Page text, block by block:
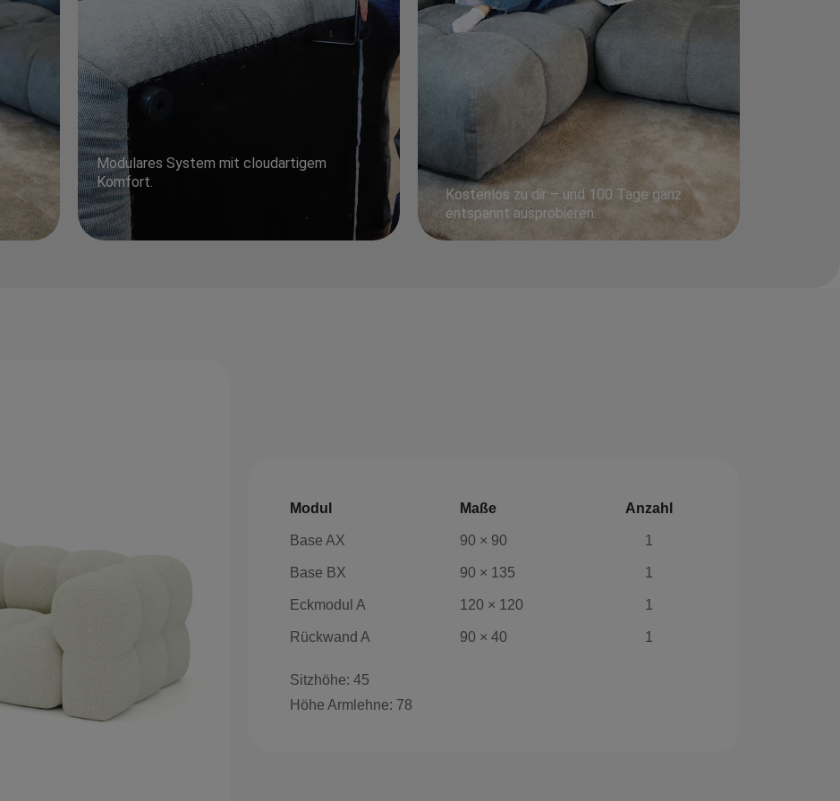
Modulares System mit cloudartigem
Komfort.
Kostenlos zu dir – und 100 Tage ganz
entspannt ausprobieren.
Modul Maße Anzahl
Base AX 90 × 90 1
Base BX 90 × 135 1
Eckmodul A 120 × 120 1
Rückwand A 90 × 40 1
Sitzhöhe: 45
Höhe Armlehne: 78